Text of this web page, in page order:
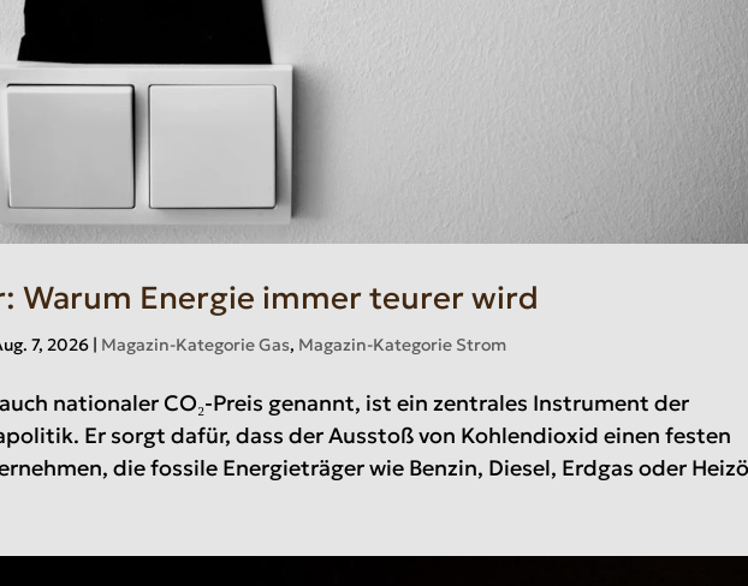
Warum Energie immer teurer wird
7, 2026 | Magazin-Kategorie Gas, Magazin-Kategorie Strom
nationaler CO₂-Preis genannt, ist ein zentrales Instrument der
Er sorgt dafür, dass der Ausstoß von Kohlendioxid einen festen
die fossile Energieträger wie Benzin, Diesel, Erdgas oder